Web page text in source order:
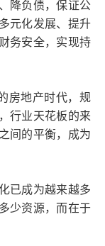
降负债，保证公
元化发展、提升
务安全，实现持
房地产时代，规
行业天花板的来
间的平衡，成为
已成为越来越多
少资源，而在于